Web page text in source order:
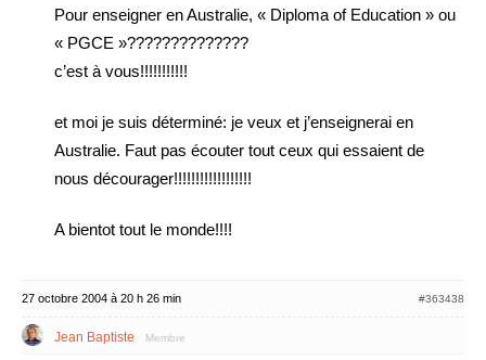
Pour enseigner en Australie, « Diploma of Education » ou
« PGCE »??????????????
c’est à vous!!!!!!!!!!!
et moi je suis déterminé: je veux et j’enseignerai en
Australie. Faut pas écouter tout ceux qui essaient de
nous décourager!!!!!!!!!!!!!!!!!!
A bientot tout le monde!!!!
27 octobre 2004 à 20 h 26 min #363438
Jean Baptiste Membre